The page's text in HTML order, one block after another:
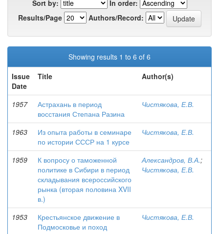
Sort by:
In order:
Results/Page
Authors/Record:
Showing results 1 to 6 of 6
Issue
Date
Title Author(s)
1957
Астрахань в период
восстания Степана Разина
Чистякова, Е.В.
1963
Из опыта работы в семинаре
по истории СССР на 1 курсе
Чистякова, Е.В.
1959
К вопросу о таможенной
политике в Сибири в период
складывания всероссийского
рынка (вторая половина XVII
в.)
Александров, В.А.;
Чистякова, Е.В.
1953
Крестьянское движение в
Подмосковье и поход
Чистякова, Е.В.